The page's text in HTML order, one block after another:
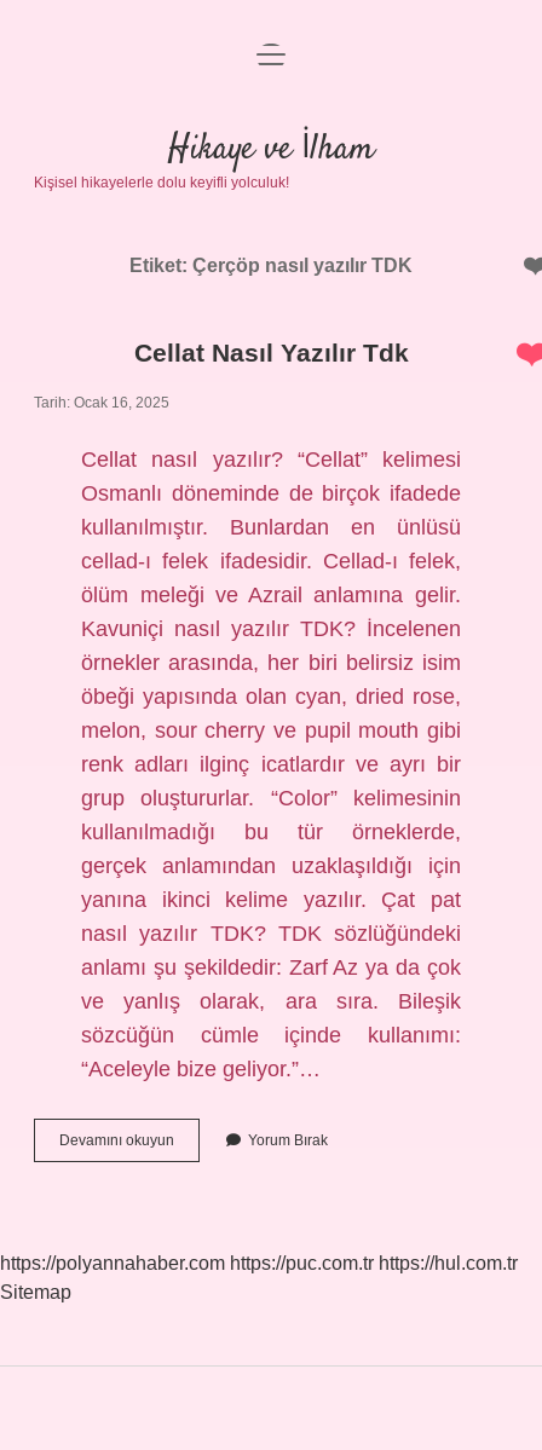
Anasayfa
Gizlilik Politikası
Yasal Uyarı
menüyü
Hikaye ve İlham
Kişisel hikayelerle dolu keyifli yolculuk!
Etiket: Çerçöp nasıl yazılır TDK
Cellat Nasıl Yazılır Tdk
Tarih: Ocak 16, 2025
Cellat nasıl yazılır? “Cellat” kelimesi
Osmanlı döneminde de birçok ifadede
kullanılmıştır. Bunlardan en ünlüsü
cellad-ı felek ifadesidir. Cellad-ı felek,
ölüm meleği ve Azrail anlamına gelir.
Kavuniçi nasıl yazılır TDK? İncelenen
örnekler arasında, her biri belirsiz isim
öbeği yapısında olan cyan, dried rose,
melon, sour cherry ve pupil mouth gibi
renk adları ilginç icatlardır ve ayrı bir
grup oluştururlar. “Color” kelimesinin
kullanılmadığı bu tür örneklerde,
gerçek anlamından uzaklaşıldığı için
yanına ikinci kelime yazılır. Çat pat
nasıl yazılır TDK? TDK sözlüğündeki
anlamı şu şekildedir: Zarf Az ya da çok
ve yanlış olarak, ara sıra. Bileşik
sözcüğün cümle içinde kullanımı:
“Aceleyle bize geliyor.”…
Devamını okuyun
Nasıl
Yorum Bırak
https://polyannahaber.com https://puc.com.tr https://hul.com.tr
Sitemap